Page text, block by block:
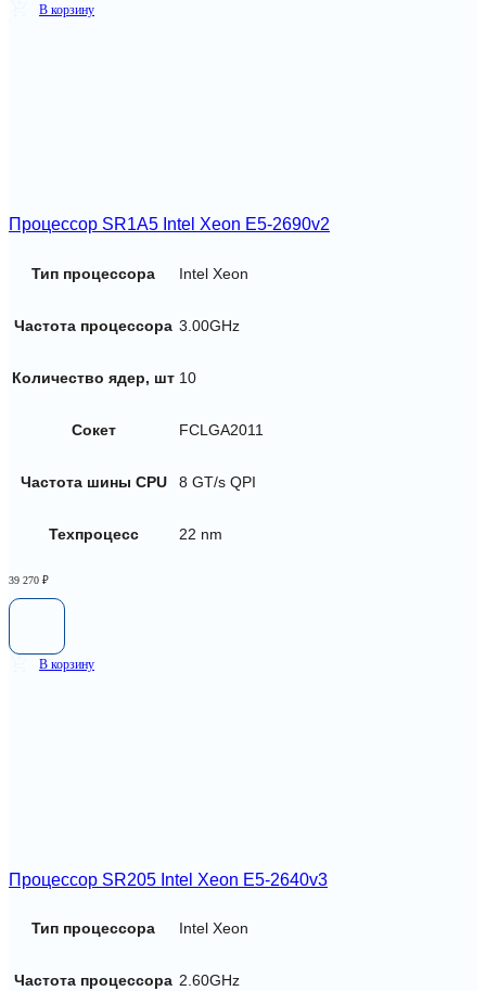
В корзину
Процессор SR1A5 Intel Xeon E5-2690v2
Тип процессора Intel Xeon
Частота процессора 3.00GHz
Количество ядер, шт 10
Сокет FCLGA2011
Частота шины CPU 8 GT/s QPI
Техпроцесс 22 nm
39 270 ₽
В корзину
Процессор SR205 Intel Xeon E5-2640v3
Тип процессора Intel Xeon
Частота процессора 2.60GHz